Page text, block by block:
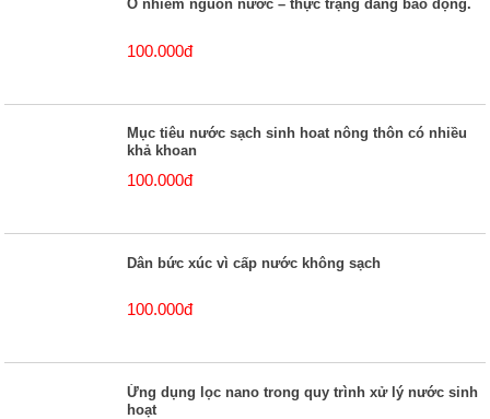
Ô nhiễm nguồn nước – thực trạng đáng báo động.
100.000đ
Mục tiêu nước sạch sinh hoat nông thôn có nhiều
khả khoan
100.000đ
Dân bức xúc vì cấp nước không sạch
100.000đ
Ứng dụng lọc nano trong quy trình xử lý nước sinh
hoạt